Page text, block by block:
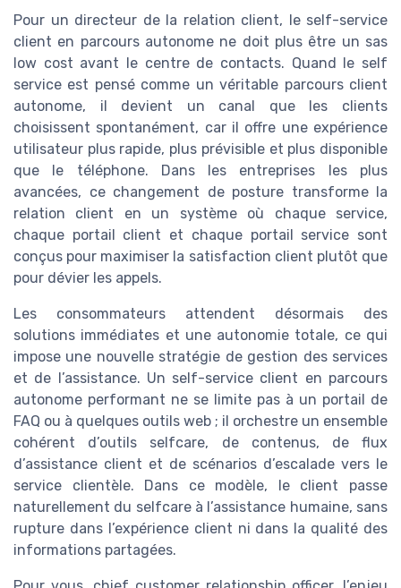
Pour un directeur de la relation client, le self-service
client en parcours autonome ne doit plus être un sas
low cost avant le centre de contacts. Quand le self
service est pensé comme un véritable parcours client
autonome, il devient un canal que les clients
choisissent spontanément, car il offre une expérience
utilisateur plus rapide, plus prévisible et plus disponible
que le téléphone. Dans les entreprises les plus
avancées, ce changement de posture transforme la
relation client en un système où chaque service,
chaque portail client et chaque portail service sont
conçus pour maximiser la satisfaction client plutôt que
pour dévier les appels.
Les consommateurs attendent désormais des
solutions immédiates et une autonomie totale, ce qui
impose une nouvelle stratégie de gestion des services
et de l’assistance. Un self-service client en parcours
autonome performant ne se limite pas à un portail de
FAQ ou à quelques outils web ; il orchestre un ensemble
cohérent d’outils selfcare, de contenus, de flux
d’assistance client et de scénarios d’escalade vers le
service clientèle. Dans ce modèle, le client passe
naturellement du selfcare à l’assistance humaine, sans
rupture dans l’expérience client ni dans la qualité des
informations partagées.